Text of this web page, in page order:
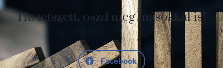
Ha tetszett, oszd meg másokkal is!
Facebook